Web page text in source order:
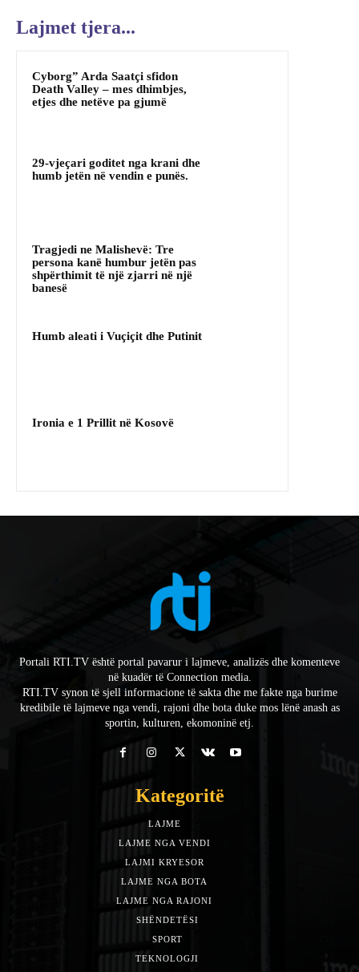
Lajmet tjera...
Cyborg” Arda Saatçi sfidon
Death Valley – mes dhimbjes,
etjes dhe netëve pa gjumë
29-vjeçari goditet nga krani dhe
humb jetën në vendin e punës.
Tragjedi ne Malishevë: Tre
persona kanë humbur jetën pas
shpërthimit të një zjarri në një
banesë
Humb aleati i Vuçiçit dhe Putinit
Ironia e 1 Prillit në Kosovë
Portali RTI.TV është portal pavarur i lajmeve, analizës dhe komenteve
në kuadër të Connection media.
RTI.TV synon të sjell informacione të sakta dhe me fakte nga burime
kredibile të lajmeve nga vendi, rajoni dhe bota duke mos lënë anash as
sportin, kulturen, ekomoninë etj.
Kategoritë
LAJME
LAJME NGA VENDI
LAJMI KRYESOR
LAJME NGA BOTA
LAJME NGA RAJONI
SHËNDETËSI
SPORT
TEKNOLOGJI